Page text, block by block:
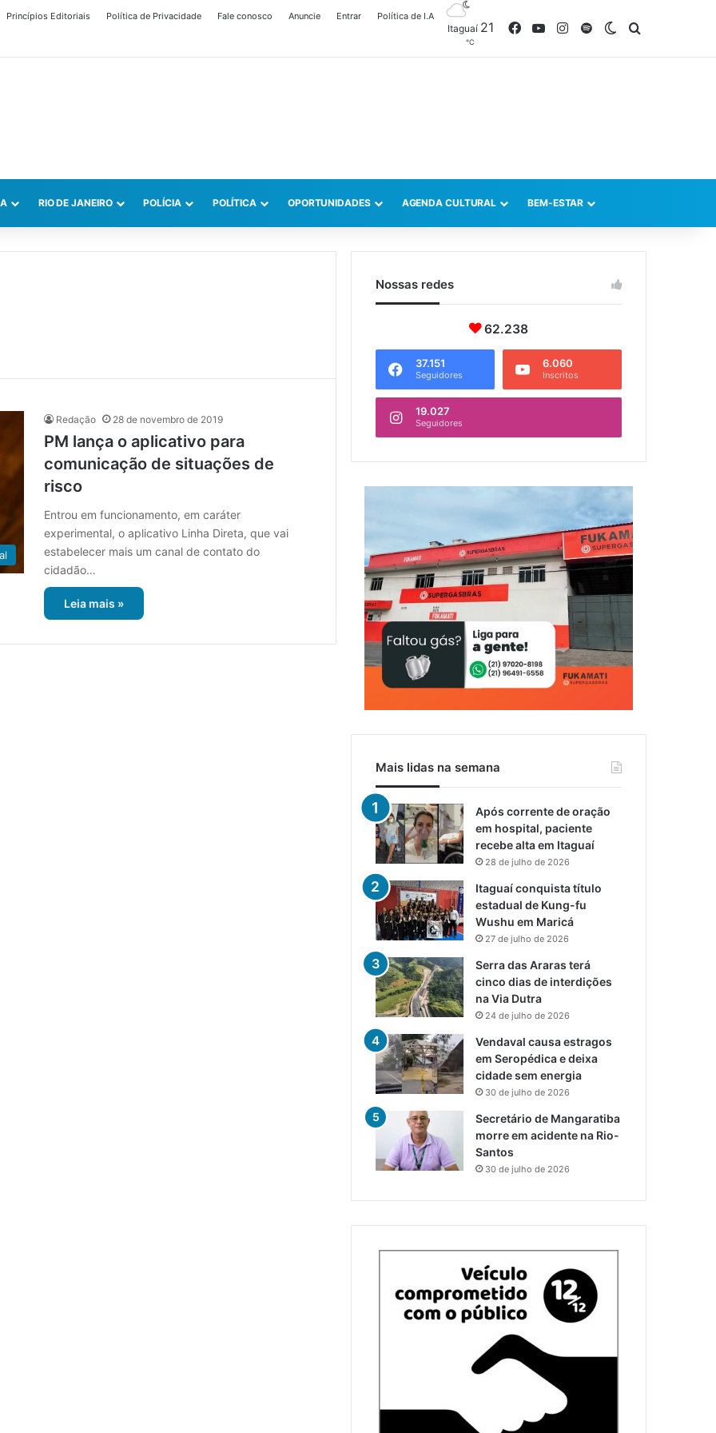
Princípios Editoriais Política de Privacidade Fale conosco Anuncie Entrar Política de I.A
Itaguaí 21
℃
FacebookYouTubeInstagram
SpotifySwitch skin
RIO DE JANEIRO POLÍCIA POLÍTICA OPORTUNIDADES AGENDA CULTURAL BEM-ESTAR
Redação 28 de novembro de 2019
PM lança o aplicativo para
comunicação de situações de
risco
Entrou em funcionamento, em caráter
experimental, o aplicativo Linha Direta, que vai
estabelecer mais um canal de contato do
cidadão…
Leia mais »
Nossas redes
62.238
37.151
Seguidores
6.060
Inscritos
19.027
Seguidores
Mais lidas na semana
Após corrente de oração
em hospital, paciente
recebe alta em Itaguaí
28 de julho de 2026
Itaguaí conquista título
estadual de Kung-fu
Wushu em Maricá
27 de julho de 2026
Serra das Araras terá
cinco dias de interdições
na Via Dutra
24 de julho de 2026
Vendaval causa estragos
em Seropédica e deixa
cidade sem energia
30 de julho de 2026
Secretário de Mangaratiba
morre em acidente na Rio-
Santos
30 de julho de 2026